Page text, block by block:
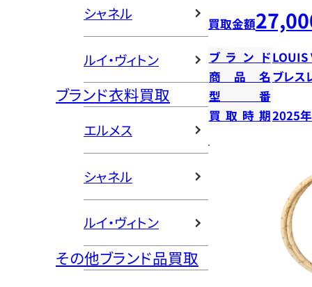
シャネル
ルイ・ヴィトン
ブランド衣料買取
エルメス
シャネル
ルイ・ヴィトン
その他ブランド品買取
買取金額
ブランドLOUIS
商品名 ブレス
型番
買取時期2025